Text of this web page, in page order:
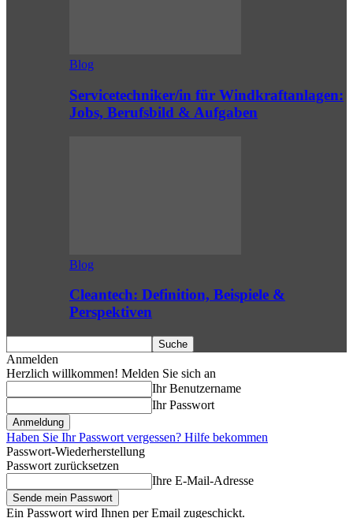
Blog
Servicetechniker/in für Windkraftanlagen:
Jobs, Berufsbild & Aufgaben
Blog
Cleantech: Definition, Beispiele &
Perspektiven
Anmelden
Herzlich willkommen! Melden Sie sich an
Ihr Benutzername
Ihr Passwort
Haben Sie Ihr Passwort vergessen? Hilfe bekommen
Passwort-Wiederherstellung
Passwort zurücksetzen
Ihre E-Mail-Adresse
Ein Passwort wird Ihnen per Email zugeschickt.